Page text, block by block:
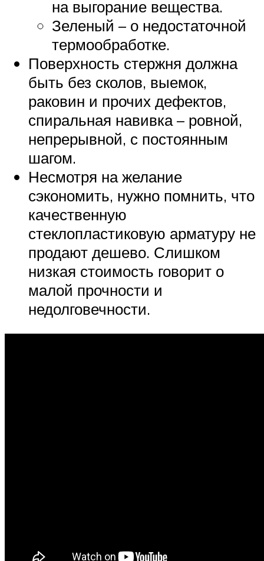
на выгорание вещества.
Зеленый – о недостаточной
термообработке.
Поверхность стержня должна
быть без сколов, выемок,
раковин и прочих дефектов,
спиральная навивка – ровной,
непрерывной, с постоянным
шагом.
Несмотря на желание
сэкономить, нужно помнить, что
качественную
стеклопластиковую арматуру не
продают дешево. Слишком
низкая стоимость говорит о
малой прочности и
недолговечности.